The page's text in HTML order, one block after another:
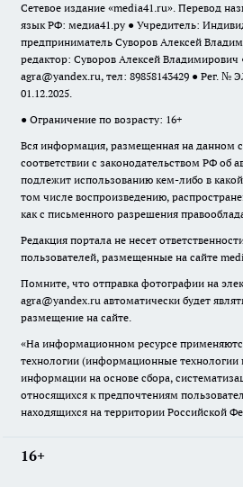
Сетевое издание «media41.ru». Перевод
язык РФ: медиа41.ру ● Учредитель:
предприниматель Суворов Алексей
редактор: Суворов Алексей Владимирович
agra@yandex.ru, тел: 89858143429 ● Рег. №
01.12.2025.
● Ограничение по возрасту: 16+
Вся информация, размещенная на данном
соответствии с законодательством РФ об
подлежит использованию кем-либо в
том числе воспроизведению,
как с письменного разрешения
Редакция портала не несет
пользователей, размещенные на сайте
Помните, что отправка фотографии на
agra@yandex.ru автоматически будет
размещение на сайте.
«На информационном ресурсе
технологии (информационные технологии
информации на основе сбора,
относящихся к предпочтениям
находящихся на территории Российской
16+